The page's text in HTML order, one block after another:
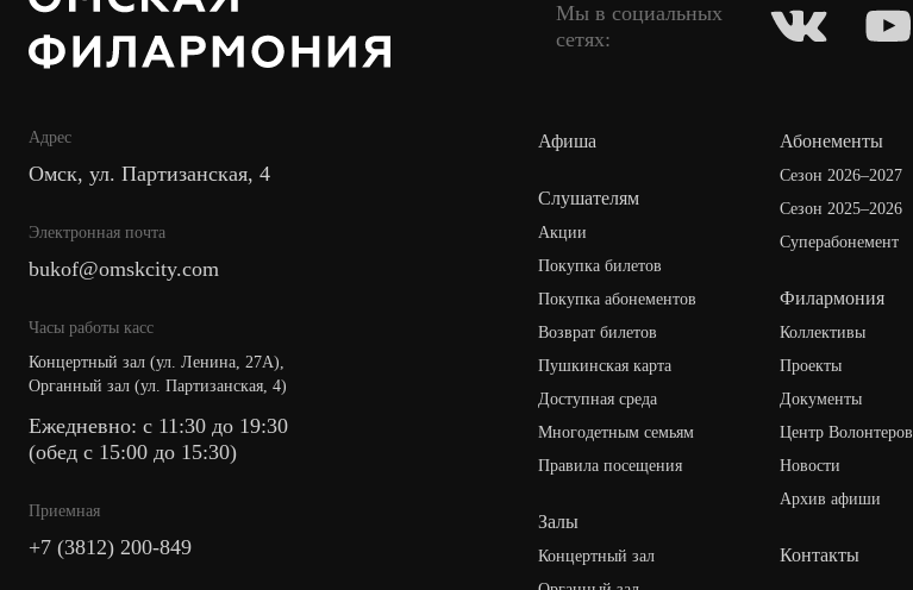
Мы в социальных
сетях:
Адрес
Омск, ул. Партизанская, 4
Электронная почта
bukof@omskcity.com
Часы работы касс
Концертный зал (ул. Ленина, 27А),
Органный зал (ул. Партизанская, 4)
Ежедневно: с 11:30 до 19:30
(обед с 15:00 до 15:30)
Приемная
+7 (3812) 200-849
Афиша
Слушателям
Акции
Покупка билетов
Покупка абонементов
Возврат билетов
Пушкинская карта
Доступная среда
Многодетным семьям
Правила посещения
Залы
Концертный зал
Абонементы
Сезон 2026–2027
Сезон 2025–2026
Суперабонемент
Филармония
Коллективы
Проекты
Документы
Центр Волонтеров
Новости
Архив афиши
Контакты